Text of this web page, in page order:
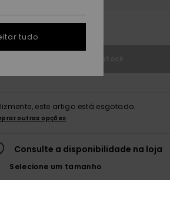
guia de tamanhos
este artigo está esgotado.
outras opções
Consulte a disponibilidade na loja
Selecione um tamanho
tudo